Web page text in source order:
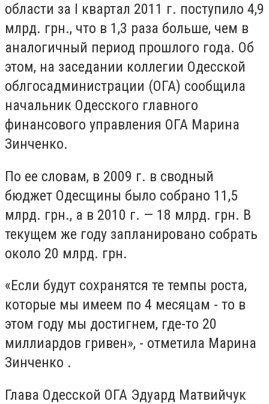
области за I квартал 2011 г. поступило 4,9
млрд. грн., что в 1,3 раза больше, чем в
аналогичный период прошлого года. Об
этом, на заседании коллегии Одесской
облгосадминистрации (ОГА) сообщила
начальник Одесского главного
финансового управления ОГА Марина
Зинченко.
По ее словам, в 2009 г. в сводный
бюджет Одесщины было собрано 11,5
млрд. грн., а в 2010 г. — 18 млрд. грн. В
текущем же году запланировано собрать
около 20 млрд. грн.
«Если будут сохранятся те темпы роста,
которые мы имеем по 4 месяцам - то в
этом году мы достигнем, где-то 20
миллиардов гривен», - отметила Марина
Зинченко .
Глава Одесской ОГА Эдуард Матвийчук